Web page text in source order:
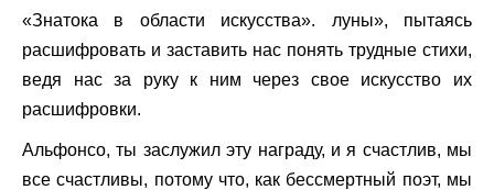
«Знатока в области искусства». луны», пытаясь
расшифровать и заставить нас понять трудные стихи,
ведя нас за руку к ним через свое искусство их
расшифровки.
Альфонсо, ты заслужил эту награду, и я счастлив, мы
все счастливы, потому что, как бессмертный поэт, мы